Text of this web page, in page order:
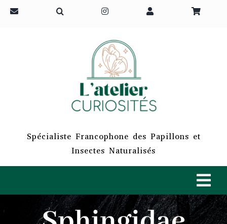
Passer
Spécialiste Francophone des Papillons et
Insectes Naturalisés
ACCUEIL